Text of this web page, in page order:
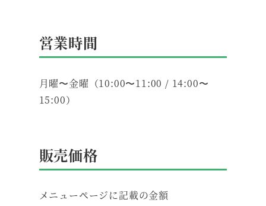
営業時間
月曜〜金曜（10:00〜11:00 / 14:00〜
15:00）
販売価格
メニューページに記載の金額